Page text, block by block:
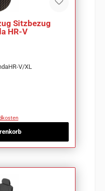
Sitzbezug
HR-V
V/XL